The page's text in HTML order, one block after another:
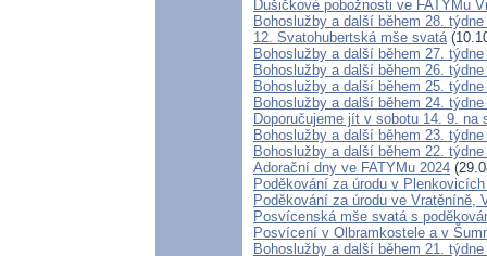
Dušičkové pobožnosti ve FATYMu
Bohoslužby a další během 28.
12. Svatohubertská mše svatá
Bohoslužby a další během 27.
Bohoslužby a další během 26.
Bohoslužby a další během 25.
Bohoslužby a další během 24.
Doporučujeme jít v sobotu 14. 9.
Bohoslužby a další během 23.
Bohoslužby a další během 22.
Adorační dny ve FATYMu 2024
Poděkování za úrodu v
Poděkování za úrodu ve Vratěníně,
Posvícenská mše svatá s
Posvícení v Olbramkostele a v
Bohoslužby a další během 21.